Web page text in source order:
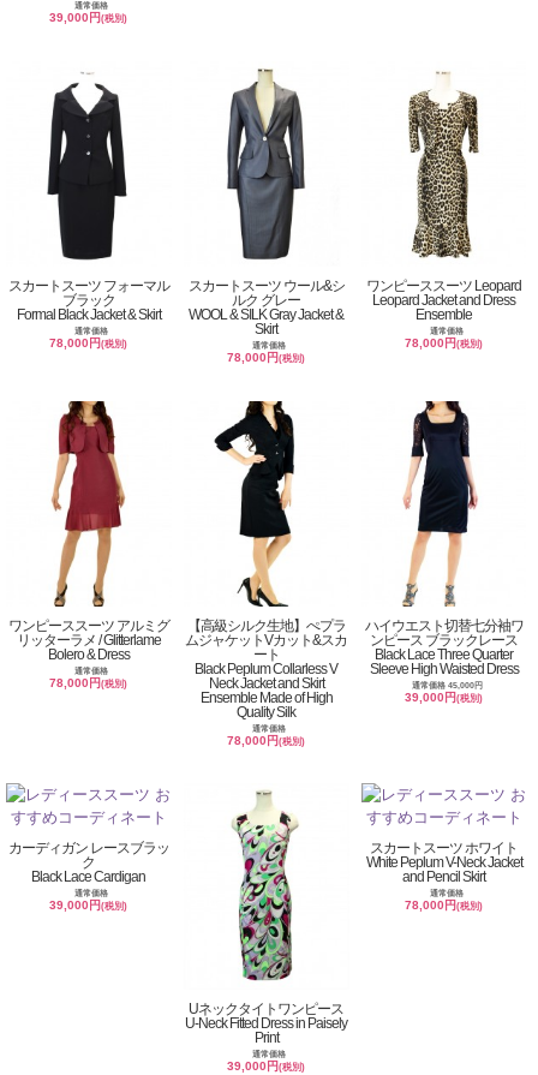
通常価格
39,000円(税別)
スカートスーツ フォーマル
ブラック
Formal Black Jacket & Skirt
通常価格
78,000円(税別)
スカートスーツ ウール&シ
ルク グレー
WOOL & SILK Gray Jacket &
Skirt
通常価格
78,000円(税別)
ワンピーススーツ Leopard
Leopard Jacket and Dress
Ensemble
通常価格
78,000円(税別)
ワンピーススーツ アルミグ
リッターラメ / Glitterlame
Bolero & Dress
通常価格
78,000円(税別)
【高級シルク生地】ぺプラ
ムジャケットVカット&スカ
ート
Black Peplum Collarless V
Neck Jacket and Skirt
Ensemble Made of High
Quality Silk
通常価格
78,000円(税別)
ハイウエスト切替七分袖ワ
ンピース ブラックレース
Black Lace Three Quarter
Sleeve High Waisted Dress
通常価格 45,000円
39,000円(税別)
カーディガン レースブラッ
ク
Black Lace Cardigan
通常価格
39,000円(税別)
Uネックタイトワンピース
U-Neck Fitted Dress in Paisely
Print
通常価格
39,000円(税別)
スカートスーツ ホワイト
White Peplum V-Neck Jacket
and Pencil Skirt
通常価格
78,000円(税別)